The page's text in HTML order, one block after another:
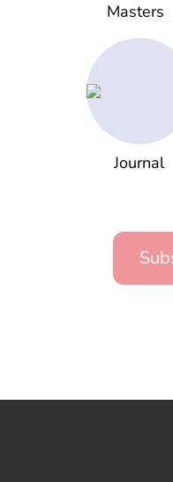
Masters
Journal